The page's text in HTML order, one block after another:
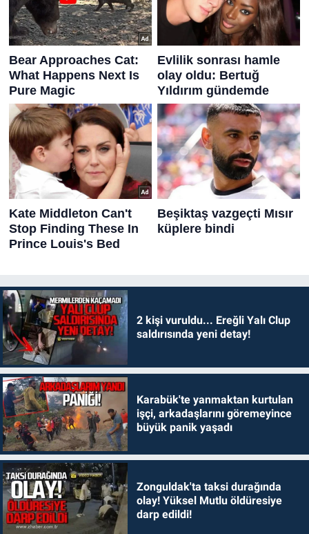
2 kişi vuruldu... Ereğli Yalı Clup
saldırısında yeni detay!
Karabük'te yanmaktan kurtulan
işçi, arkadaşlarını göremeyince
büyük panik yaşadı
Zonguldak'ta taksi durağında
olay! Yüksel Mutlu öldüresiye
darp edildi!